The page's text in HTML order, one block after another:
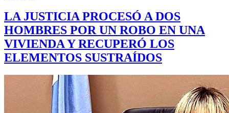
LA JUSTICIA PROCESÓ A DOS
HOMBRES POR UN ROBO EN UNA
VIVIENDA Y RECUPERÓ LOS
ELEMENTOS SUSTRAÍDOS